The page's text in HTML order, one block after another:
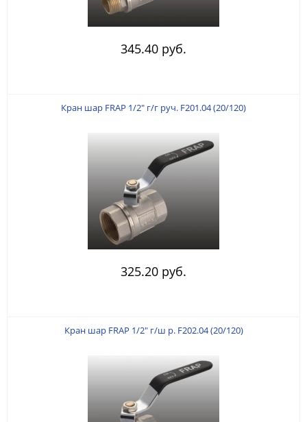
345.40 руб.
Кран шар FRAP 1/2" г/г руч. F201.04 (20/120)
325.20 руб.
Кран шар FRAP 1/2" г/ш р. F202.04 (20/120)